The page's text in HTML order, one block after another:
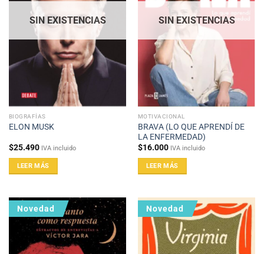
SIN EXISTENCIAS
BIOGRAFÍAS
ELON MUSK
$25.490 IVA incluido
LEER MÁS
SIN EXISTENCIAS
MOTIVACIONAL
BRAVA (LO QUE APRENDÍ DE
LA ENFERMEDAD)
$16.000 IVA incluido
LEER MÁS
Novedad Novedad